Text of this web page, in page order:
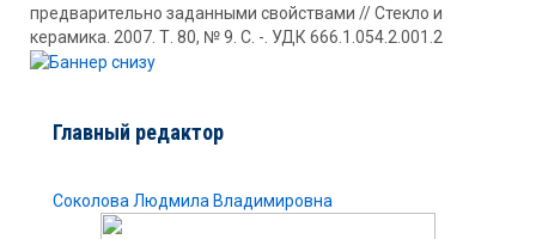
предварительно заданными свойствами // Стекло и
керамика. 2007. Т. 80, № 9. С. -. УДК 666.1.054.2.001.2
Главный редактор
Соколова Людмила Владимировна